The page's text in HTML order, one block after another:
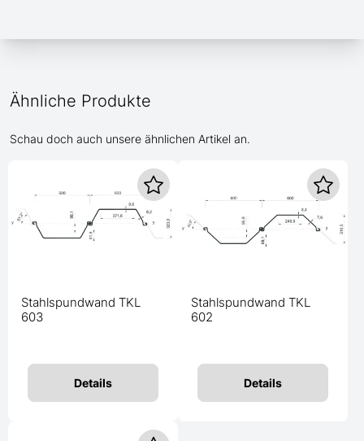
Ähnliche Produkte
Schau doch auch unsere ähnlichen Artikel an.
Stahlspundwand TKL
603
Details
Stahlspundwand TKL
602
Details